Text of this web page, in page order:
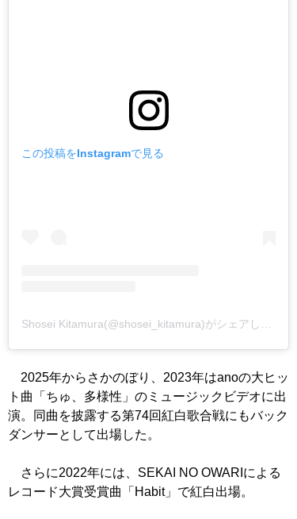
この投稿をInstagramで見る
2025年からさかのぼり、2023年はanoの大ヒッ
ト曲「ちゅ、多様性」のミュージックビデオに出
演。同曲を披露する第74回紅白歌合戦にもバック
ダンサーとして出場した。
さらに2022年には、SEKAI NO OWARIによる
レコード大賞受賞曲「Habit」で紅白出場。